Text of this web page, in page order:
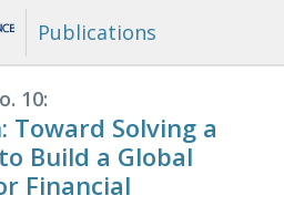
Publications
10:
Toward Solving a
Build a Global
Financial